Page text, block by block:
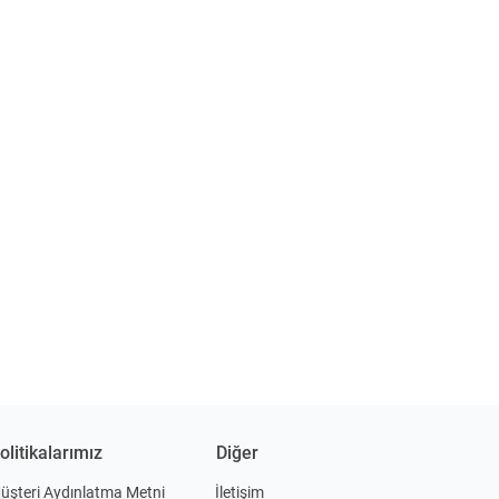
Aydınlatma Metni
Diğer
İletişim